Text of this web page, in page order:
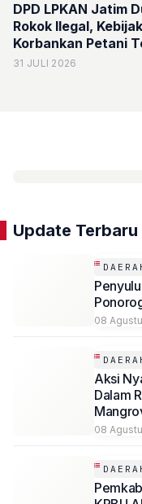
DPD LPKAN Jatim
Rokok Ilegal,
Korbankan Petani
31 JULI 2026
Update Terbaru
08
Aksi
Dalam
08